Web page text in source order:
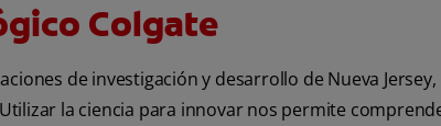
Colgate
de investigación y desarrollo de Nueva Jersey,
la ciencia para innovar nos permite